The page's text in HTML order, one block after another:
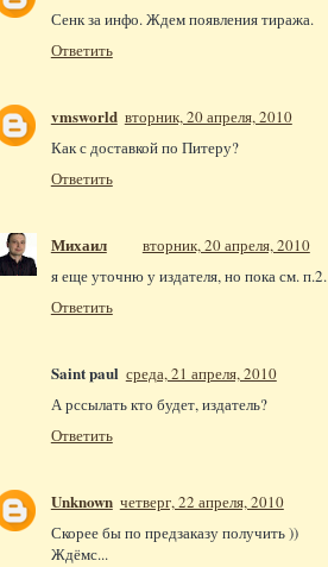
Сенк за инфо. Ждем появления тиража.
Ответить
vmsworld вторник, 20 апреля, 2010
Как с доставкой по Питеру?
Ответить
Михаил
вторник, 20 апреля, 2010
я еще уточню у издателя, но пока см. п.2.
Ответить
Saint paul среда, 21 апреля, 2010
А рссылать кто будет, издатель?
Ответить
Unknown четверг, 22 апреля, 2010
Скорее бы по предзаказу получить ))
Ждёмс...